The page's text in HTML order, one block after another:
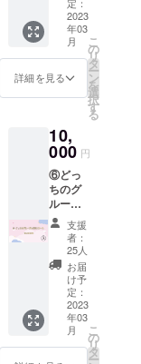
ンガーであ
る少年T(佐
香智久)が作
曲を手掛け
るという今
ドル業界に
は無かった
壮大なプロ
ジェクトと
なっており
ます。
『マグシロ
は、マグ
ネット(磁石)
考欄に
て所持
されて
いる投
応じて
投票し
と推し
メン
バーの
名前を
必ず記
載して
くださ
い。
位置投
票権付
きチェ
キ券 (3
枠）※投
票をし
及びメ
ンバー
キ券と
なりま
す。 ※
分散投
票が可
能とな
ります
ので備
考欄に
て所持
されて
いる投
N極衣装
着用
7.SNS
にも使
える推
キャラ
クター
画像1
枚 ※マ
グシロ
ネット-
N極衣装
ver. 8,
最古参
ファン
証明
書 両
グルー
プ共通
の最古
参ファ
ス
5,000円
③の
コース
(1,2,3,4,
5）に加
え、 6.
イド2枚
セット
（推し
メン
バーソ
ロ1種、
5人での
集合1
種、計2
枚）※マ
グシロ
ネット-
S極衣装
着用
7.SNS
にも使
2023
年03
月
詳細を見る
こ
の
リ
タ
ー
ン
を
選
択
す
る
10,
000 円
⑥どっ
ちのグ
ループ
も頑張
れコー
10,000
⑤の
コース
(1,2,3,4,
5,6,7,8
）に加
支援
者：
25人
お届
け予
定：
2023
年03
月
こ
の
リ
タ
ー